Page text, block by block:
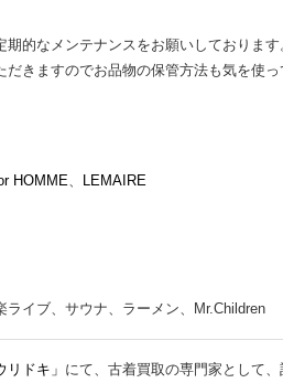
的なメンテナンスをお願いしております
きますのでお品物の保管方法も気を使
HOMME LEMAIRE
イブ、サウナ、ラーメン、Mr.Children
ドキ」 にて、古着買取の専門家として